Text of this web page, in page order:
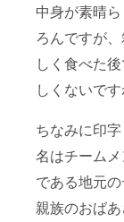
中身が素晴
ろんですが
しく食べた
しくないです
ちなみに印
名はチーム
である地元
親族のおば